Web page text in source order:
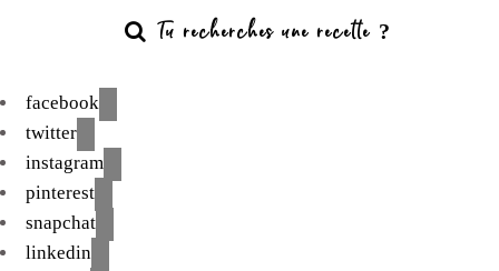
facebook
twitter
instagram
pinterest
snapchat
linkedin